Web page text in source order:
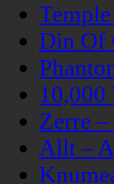
Din Of
10,000
Zerre
Allt –